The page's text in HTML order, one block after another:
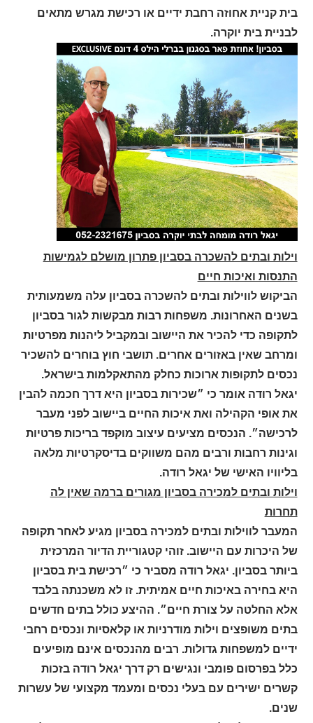
בית קניית אחוזה רחבת ידיים או רכישת מגרש מתאים
לבניית בית יוקרה.
וילות ובתים להשכרה בסביון פתרון מושלם לגמישות
התנסות ואיכות חיים
הביקוש לווילות ובתים להשכרה בסביון עלה משמעותית
בשנים האחרונות. משפחות רבות מבקשות לגור בסביון
לתקופה כדי להכיר את היישוב ובמקביל ליהנות מפרטיות
ומרחב שאין באזורים אחרים. תושבי חוץ בוחרים להשכיר
נכסים לתקופות ארוכות כחלק מהתאקלמות בישראל.
יגאל רודה אומר כי ״שכירות בסביון היא דרך חכמה להבין
את אופי הקהילה ואת איכות החיים ביישוב לפני מעבר
לרכישה״. הנכסים מציעים עיצוב מוקפד בריכות פרטיות
וגינות רחבות ורבים מהם משווקים בדיסקרטיות מלאה
בליוויו האישי של יגאל רודה.
וילות ובתים למכירה בסביון מגורים ברמה שאין לה
תחרות
המעבר לווילות ובתים למכירה בסביון מגיע לאחר תקופה
של היכרות עם היישוב. זוהי קטגוריית הדיור המרכזית
ביותר בסביון. יגאל רודה מסביר כי ״רכישת בית בסביון
היא בחירה באיכות חיים אמיתית. זו לא משכנתה בלבד
אלא החלטה על צורת חיים״. ההיצע כולל בתים חדשים
בתים משופצים וילות מודרניות או קלאסיות ונכסים רחבי
ידיים למשפחות גדולות. רבים מהנכסים אינם מופיעים
כלל בפרסום פומבי ונגישים רק דרך יגאל רודה בזכות
קשרים ישירים עם בעלי נכסים ומעמד מקצועי של עשרות
שנים.